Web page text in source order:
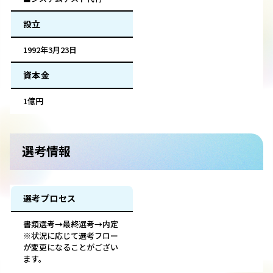
設立
1992年3月23日
資本金
1億円
選考情報
選考プロセス
書類選考→最終選考→内定
※状況に応じて選考フロー
が変更になることがござい
ます。